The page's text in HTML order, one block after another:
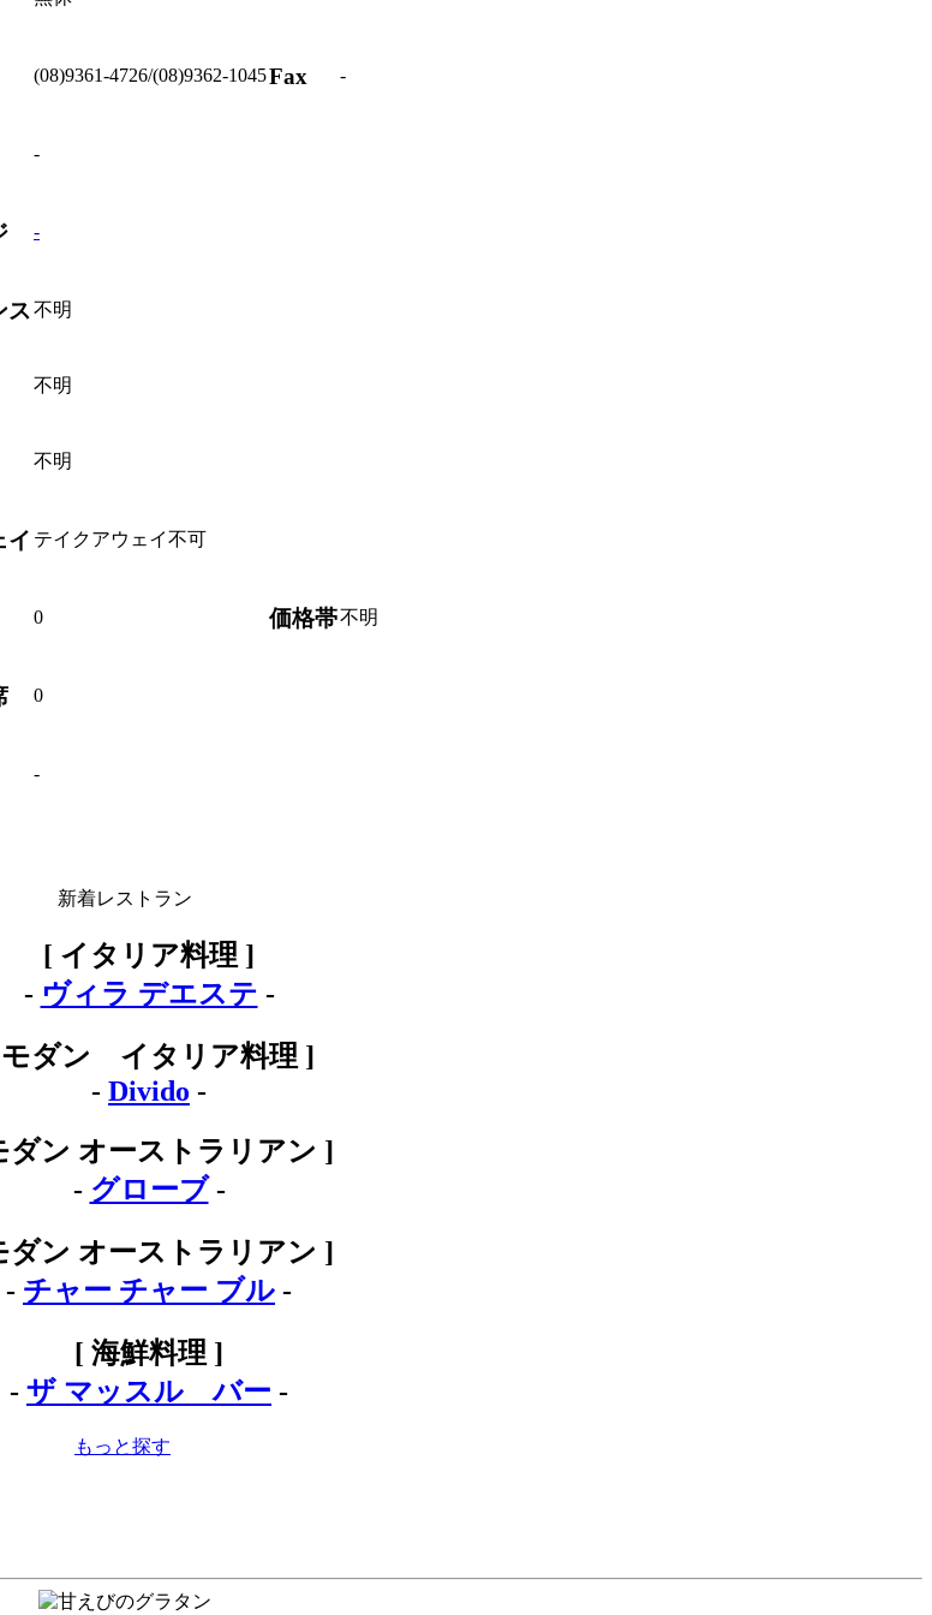
(08)9361-4726/(08)9362-1045Fax -
-
-
ス 不明
不明
不明
イ テイクアウェイ不可
0 価格帯不明
0
-
新着レストラン
[ イタリア料理 ]
- ヴィラ デエステ -
ダン イタリア料理 ]
- Divido -
ダン オーストラリアン ]
- グローブ-
ダン オーストラリアン ]
- チャー チャー ブル -
[ 海鮮料理 ]
- ザ マッスル バー -
もっと探す